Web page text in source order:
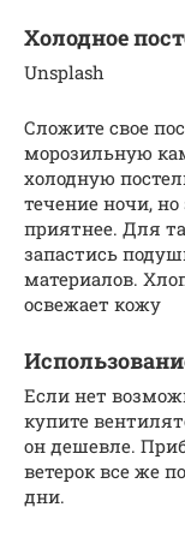
Холодное
Unsplash
Сложите свое
морозильную
холодную
течение ночи,
приятнее. Для
запастись
материалов.
освежает кожу
Если нет
купите
он дешевле.
ветерок все же
дни.